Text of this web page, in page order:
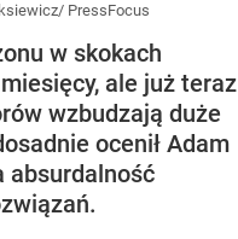
PressFocus
w skokach
ale już teraz
wzbudzają duże
ocenił Adam
absurdalność